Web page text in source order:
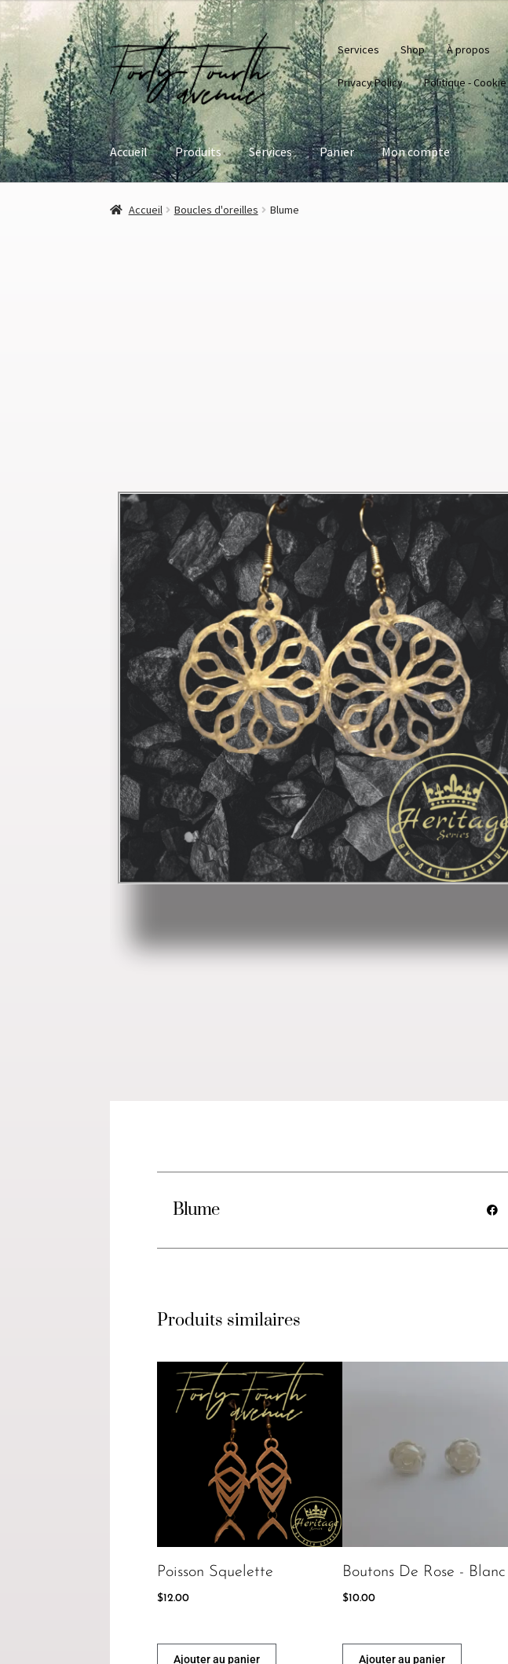
Services Shop À propos
Privacy Policy Politique - Cookie
Accueil Produits Services Panier Mon compte
Accueil À propos Panier Paiement
Accueil Boucles d'oreilles Blume
Blume
Produits similaires
Poisson Squelette
$12.00
Ajouter au panier
Boutons De Rose - Blanc
$10.00
Ajouter au panier